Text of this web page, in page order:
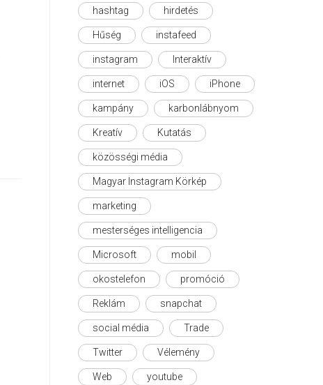
hashtag hirdetés
Hűség instafeed
instagram Interaktív
internet iOS iPhone
kampány karbonlábnyom
Kreatív Kutatás
közösségi média
Magyar Instagram Körkép
marketing
mesterséges intelligencia
Microsoft mobil
okostelefon promóció
Reklám snapchat
social média Trade
Twitter Vélemény
Web youtube